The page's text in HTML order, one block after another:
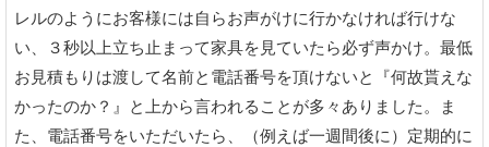
レルのようにお客様には自らお声がけに行かなければ行けな
い、３秒以上立ち止まって家具を見ていたら必ず声かけ。最低
お見積もりは渡して名前と電話番号を頂けないと『何故貰えな
かったのか？』と上から言われることが多々ありました。ま
た、電話番号をいただいたら、（例えば一週間後に）定期的に